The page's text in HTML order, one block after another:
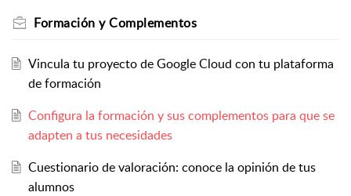
Formación y Complementos
Vincula tu proyecto de Google Cloud con tu plataforma
de formación
Configura la formación y sus complementos para que se
adapten a tus necesidades
Cuestionario de valoración: conoce la opinión de tus
alumnos